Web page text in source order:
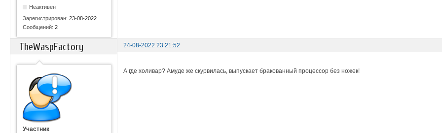
Неактивен
Зарегистрирован:23-08-2022
Сообщений:2
TheWaspFactory 24-08-2022 23:21:52
Участник
А где холивар? Амуде же скурвилась, выпускает бракованный процессор без ножек!